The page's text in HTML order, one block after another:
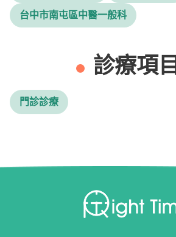
台中市南屯區中醫一般科
診療項目
門診診療